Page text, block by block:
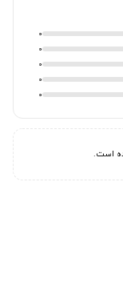
0
0
0
0
0
است.